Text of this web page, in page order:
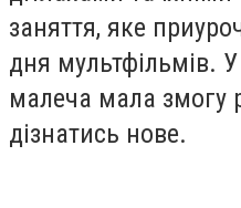
заняття, яке
дня мультфільмів.
малеча мала змогу
дізнатись нове.